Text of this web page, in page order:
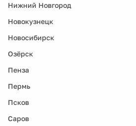
Нижний Новгород
Новокузнецк
Новосибирск
Озёрск
Пенза
Пермь
Псков
Саров